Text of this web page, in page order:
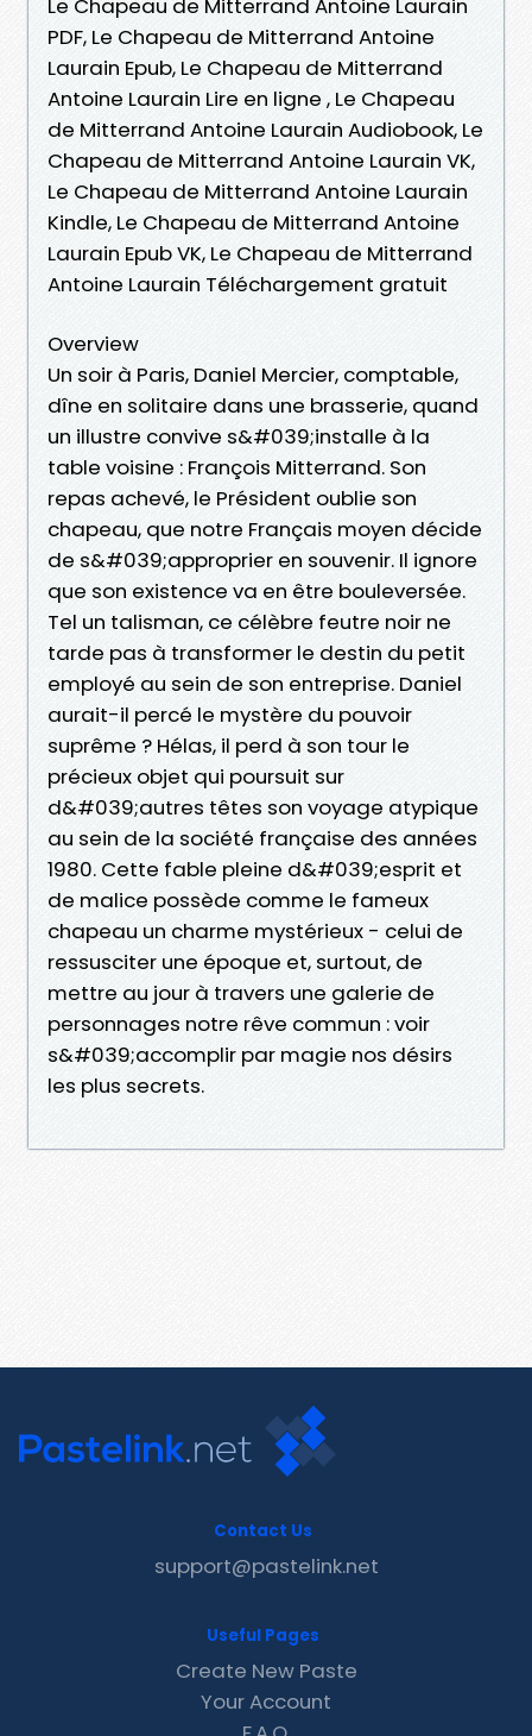
Le Chapeau de Mitterrand Antoine Laurain
PDF, Le Chapeau de Mitterrand Antoine
Laurain Epub, Le Chapeau de Mitterrand
Antoine Laurain Lire en ligne , Le Chapeau
de Mitterrand Antoine Laurain Audiobook, Le
Chapeau de Mitterrand Antoine Laurain VK,
Le Chapeau de Mitterrand Antoine Laurain
Kindle, Le Chapeau de Mitterrand Antoine
Laurain Epub VK, Le Chapeau de Mitterrand
Antoine Laurain Téléchargement gratuit
Overview
Un soir à Paris, Daniel Mercier, comptable,
dîne en solitaire dans une brasserie, quand
un illustre convive s&#039;installe à la
table voisine : François Mitterrand. Son
repas achevé, le Président oublie son
chapeau, que notre Français moyen décide
de s&#039;approprier en souvenir. Il ignore
que son existence va en être bouleversée.
Tel un talisman, ce célèbre feutre noir ne
tarde pas à transformer le destin du petit
employé au sein de son entreprise. Daniel
aurait-il percé le mystère du pouvoir
suprême ? Hélas, il perd à son tour le
précieux objet qui poursuit sur
d&#039;autres têtes son voyage atypique
au sein de la société française des années
1980. Cette fable pleine d&#039;esprit et
de malice possède comme le fameux
chapeau un charme mystérieux - celui de
ressusciter une époque et, surtout, de
mettre au jour à travers une galerie de
personnages notre rêve commun : voir
s&#039;accomplir par magie nos désirs
les plus secrets.
Contact Us
support@pastelink.net
Useful Pages
Create New Paste
Your Account